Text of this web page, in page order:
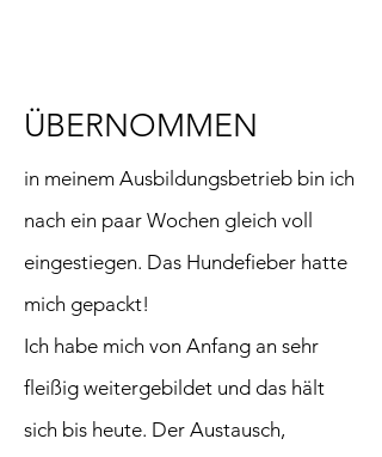
ÜBERNOMMEN
in meinem Ausbildungsbetrieb bin ich
nach ein paar Wochen gleich voll
eingestiegen. Das Hundefieber hatte
mich gepackt!
Ich habe mich von Anfang an sehr
fleißig weitergebildet und das hält
sich bis heute. Der Austausch,